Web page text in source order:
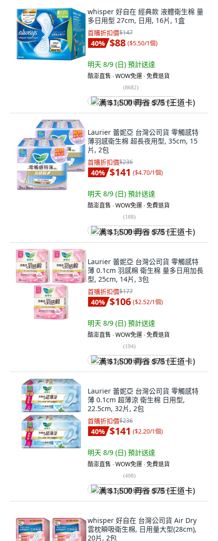
whisper 好自在 經典款 液體衛生棉 量
多日用型 27cm, 日用, 16片, 1盒
首購折扣價$147
40% $88 ($5.50/1個)
明天 8/9 (日) 預計送達
酷澎直售 ∙ WOW免運 ∙ 免費退貨
(8682)
满 $1,500 再省 $75 (王道卡)
Laurier 蕾妮亞 台灣公司貨 零觸感特
薄羽感衛生棉 超長夜用型, 35cm, 15
片, 2包
首購折扣價$236
40% $141 ($4.70/1個)
明天 8/9 (日) 預計送達
酷澎直售 ∙ WOW免運 ∙ 免費退貨
(188)
满 $1,500 再省 $75 (王道卡)
Laurier 蕾妮亞 台灣公司貨 零觸感特
薄 0.1cm 羽感棉 衛生棉 量多日用加長
型, 25cm, 14片, 3包
首購折扣價$177
40% $106 ($2.52/1個)
明天 8/9 (日) 預計送達
酷澎直售 ∙ WOW免運 ∙ 免費退貨
(194)
满 $1,500 再省 $75 (王道卡)
Laurier 蕾妮亞 台灣公司貨 零觸感特
薄 0.1cm 超薄涼 衛生棉 日用型,
22.5cm, 32片, 2包
首購折扣價$236
40% $141 ($2.20/1個)
明天 8/9 (日) 預計送達
酷澎直售 ∙ WOW免運 ∙ 免費退貨
(408)
满 $1,500 再省 $75 (王道卡)
whisper 好自在 台灣公司貨 Air Dry
雲枕瞬吸衛生棉, 日用量大型(28cm),
20片, 2包